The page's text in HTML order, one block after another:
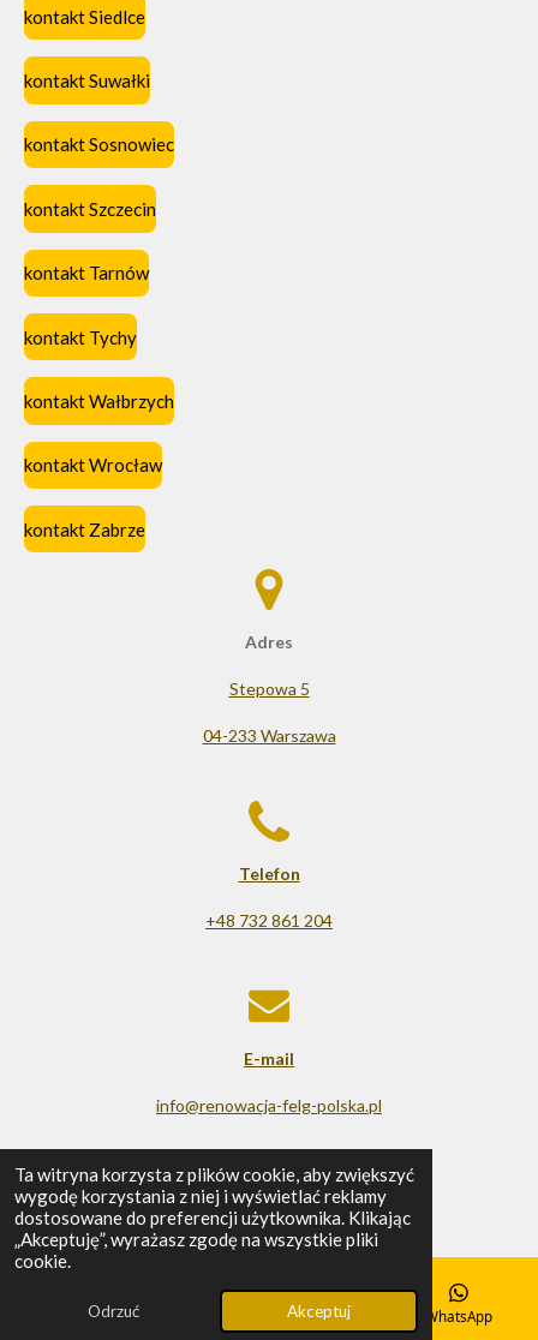
Ta witryna korzysta z plików cookie, aby zwiększyć
wygodę korzystania z niej i wyświetlać reklamy
dostosowane do preferencji użytkownika. Klikając
„Akceptuję”, wyrażasz zgodę na wszystkie pliki
cookie.
Odrzuć Akceptuj
kontakt Siedlce
kontakt Suwałki
kontakt Sosnowiec
kontakt Szczecin
kontakt Tarnów
kontakt Tychy
kontakt Wałbrzych
kontakt Wrocław
kontakt Zabrze
Adres
Stepowa 5
04-233 Warszawa
Telefon
+48 732 861 204
E-mail
info@renowacja-felg-polska.pl
© 2025 - 2026 Renowacja felg
Obsługiwana przezWebador
E-mail Mapa WhatsApp